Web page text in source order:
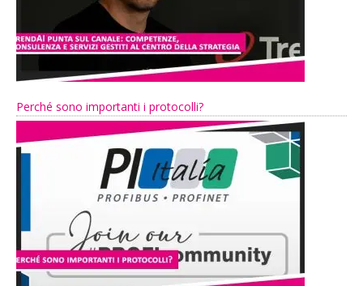
Perché sono importanti i protocolli?